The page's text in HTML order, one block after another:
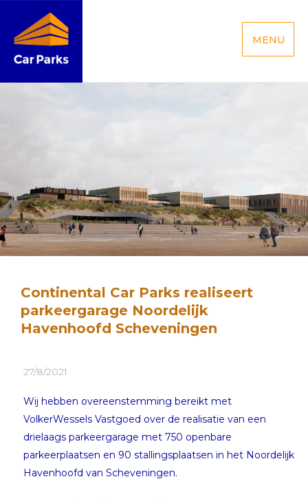
MENU
Continental Car Parks realiseert
parkeergarage Noordelijk
Havenhoofd Scheveningen
27/8/2021
Wij hebben overeenstemming bereikt met
VolkerWessels Vastgoed over de realisatie van een
drielaags parkeergarage met 750 openbare
parkeerplaatsen en 90 stallingsplaatsen in het Noordelijk
Havenhoofd van Scheveningen.